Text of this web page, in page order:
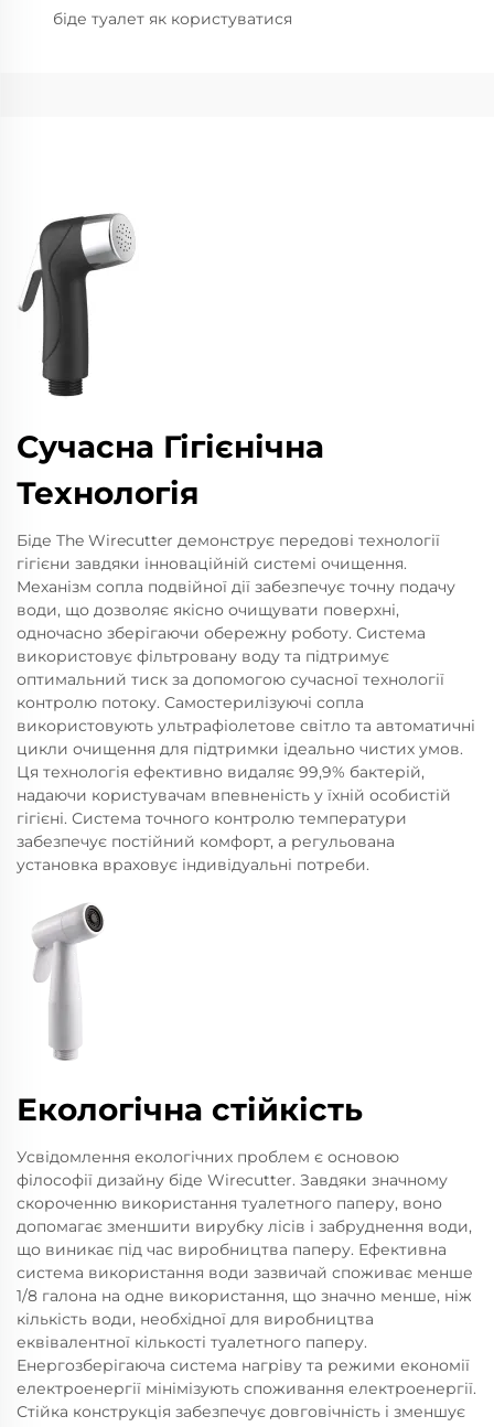
біде туалет як користуватися
Сучасна Гігієнічна
Технологія
Біде The Wirecutter демонструє передові технології
гігієни завдяки інноваційній системі очищення.
Механізм сопла подвійної дії забезпечує точну подачу
води, що дозволяє якісно очищувати поверхні,
одночасно зберігаючи обережну роботу. Система
використовує фільтровану воду та підтримує
оптимальний тиск за допомогою сучасної технології
контролю потоку. Самостерилізуючі сопла
використовують ультрафіолетове світло та автоматичні
цикли очищення для підтримки ідеально чистих умов.
Ця технологія ефективно видаляє 99,9% бактерій,
надаючи користувачам впевненість у їхній особистій
гігієні. Система точного контролю температури
забезпечує постійний комфорт, а регульована
установка враховує індивідуальні потреби.
Екологічна стійкість
Усвідомлення екологічних проблем є основою
філософії дизайну біде Wirecutter. Завдяки значному
скороченню використання туалетного паперу, воно
допомагає зменшити вирубку лісів і забруднення води,
що виникає під час виробництва паперу. Ефективна
система використання води зазвичай споживає менше
1/8 галона на одне використання, що значно менше, ніж
кількість води, необхідної для виробництва
еквівалентної кількості туалетного паперу.
Енергозберігаюча система нагріву та режими економії
електроенергії мінімізують споживання електроенергії.
Стійка конструкція забезпечує довговічність і зменшує